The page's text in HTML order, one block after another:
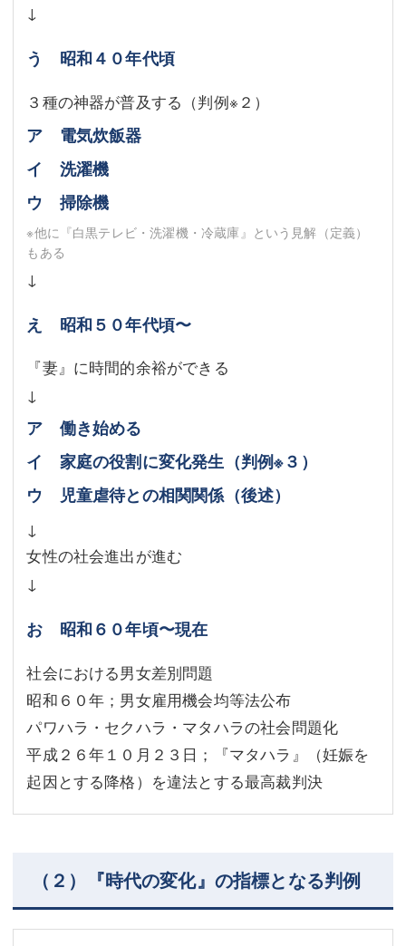
↓
う 昭和４０年代頃
３種の神器が普及する（判例※２）
ア 電気炊飯器
イ 洗濯機
ウ 掃除機
※他に『白黒テレビ・洗濯機・冷蔵庫』という見解（定義）
もある
↓
え 昭和５０年代頃〜
『妻』に時間的余裕ができる
↓
ア 働き始める
イ 家庭の役割に変化発生（判例※３）
ウ 児童虐待との相関関係（後述）
↓
女性の社会進出が進む
↓
お 昭和６０年頃〜現在
社会における男女差別問題
昭和６０年；男女雇用機会均等法公布
パワハラ・セクハラ・マタハラの社会問題化
平成２６年１０月２３日；『マタハラ』（妊娠を
起因とする降格）を違法とする最高裁判決
（２）『時代の変化』の指標となる判例